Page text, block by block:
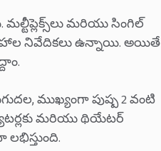
మల్టీప్లెక్స్‌లు మరియు సింగిల్
నివేదికలు ఉన్నాయి. అయితే
ముఖ్యంగా పుష్ప 2 వంటి
మరియు థియేటర్